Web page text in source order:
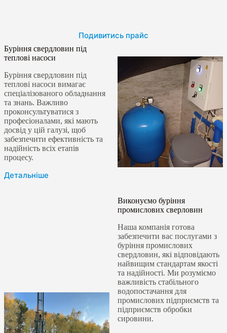
Подивитись прайс
Буріння свердловин під
теплові насоси
Буріння свердловин під
теплові насоси вимагає
спеціалізованого обладнання
та знань. Важливо
проконсультуватися з
професіоналами, які мають
досвід у цій галузі, щоб
забезпечити ефективність та
надійність всіх етапів
процесу.
Детальніше
Виконуємо буріння
промислових сверловин
Наша компанія готова
забезпечити вас послугами з
буріння промислових
свердловин, які відповідають
найвищим стандартам якості
та надійності. Ми розуміємо
важливість стабільного
водопостачання для
промислових підприємств та
підприємств обробки
сировини.